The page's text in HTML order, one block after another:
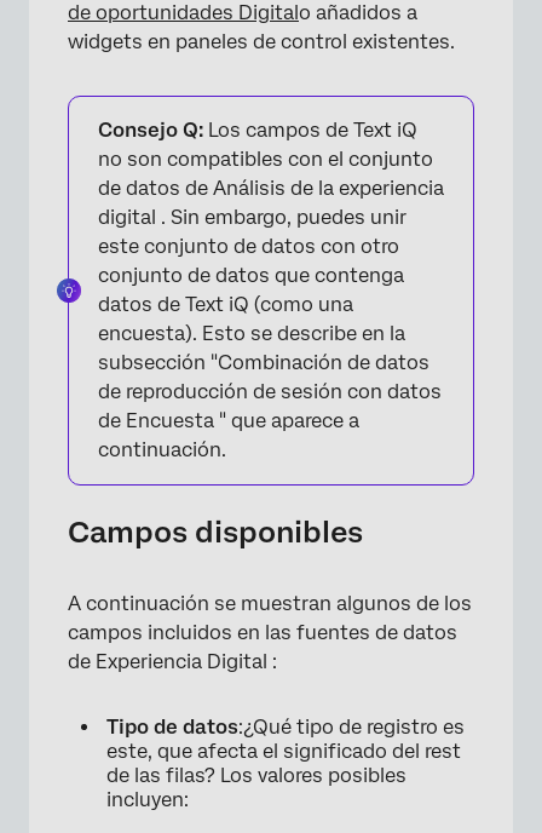
de oportunidades Digitalo añadidos a
widgets en paneles de control existentes.
Consejo Q: Los campos de Text iQ
no son compatibles con el conjunto
de datos de Análisis de la experiencia
digital . Sin embargo, puedes unir
este conjunto de datos con otro
conjunto de datos que contenga
datos de Text iQ (como una
encuesta). Esto se describe en la
subsección "Combinación de datos
de reproducción de sesión con datos
de Encuesta " que aparece a
continuación.
Campos disponibles
A continuación se muestran algunos de los
campos incluidos en las fuentes de datos
de Experiencia Digital :
Tipo de datos:¿Qué tipo de registro es
este, que afecta el significado del rest
de las filas? Los valores posibles
incluyen: